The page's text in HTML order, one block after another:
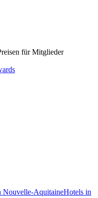
für Mitglieder
Nouvelle-AquitaineHotels in